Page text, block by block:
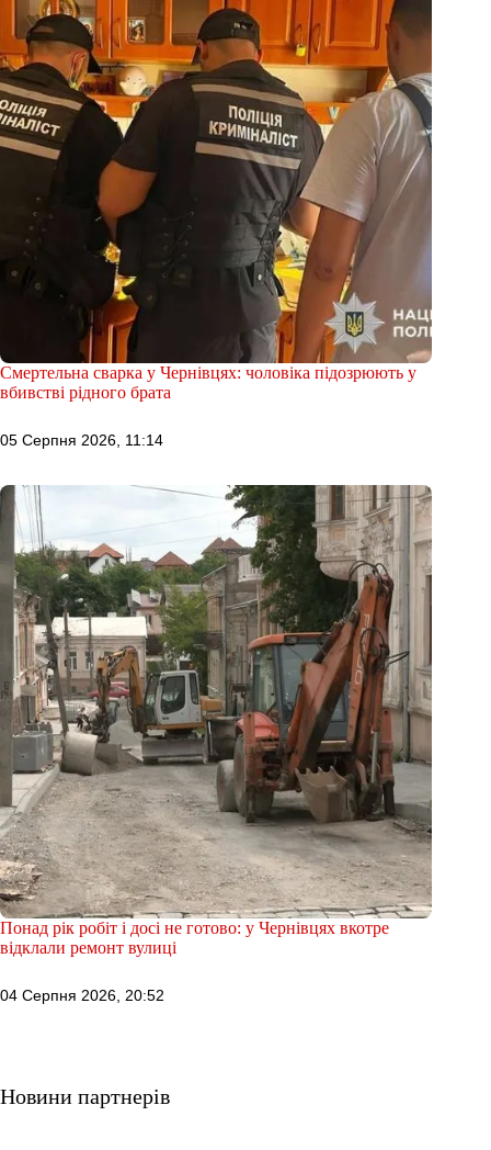
Смертельна сварка у Чернівцях: чоловіка підозрюють у
вбивстві рідного брата
05 Серпня 2026, 11:14
Понад рік робіт і досі не готово: у Чернівцях вкотре
відклали ремонт вулиці
04 Серпня 2026, 20:52
Новини партнерів